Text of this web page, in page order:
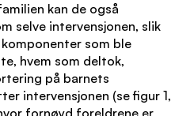
kan de også
selve intervensjonen, slik
som ble
hvem som deltok,
på barnets
intervensjonen (se figur 1,